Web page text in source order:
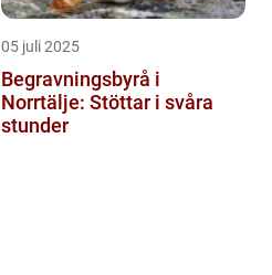
05 juli 2025
Begravningsbyrå i
Norrtälje: Stöttar i svåra
stunder